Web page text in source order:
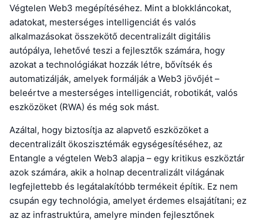
Végtelen Web3 megépítéséhez. Mint a blokkláncokat,
adatokat, mesterséges intelligenciát és valós
alkalmazásokat összekötő decentralizált digitális
autópálya, lehetővé teszi a fejlesztők számára, hogy
azokat a technológiákat hozzák létre, bővítsék és
automatizálják, amelyek formálják a Web3 jövőjét –
beleértve a mesterséges intelligenciát, robotikát, valós
eszközöket (RWA) és még sok mást.
Azáltal, hogy biztosítja az alapvető eszközöket a
decentralizált ökoszisztémák egységesítéséhez, az
Entangle a végtelen Web3 alapja – egy kritikus eszköztár
azok számára, akik a holnap decentralizált világának
legfejlettebb és legátalakítóbb termékeit építik. Ez nem
csupán egy technológia, amelyet érdemes elsajátítani; ez
az az infrastruktúra, amelyre minden fejlesztőnek